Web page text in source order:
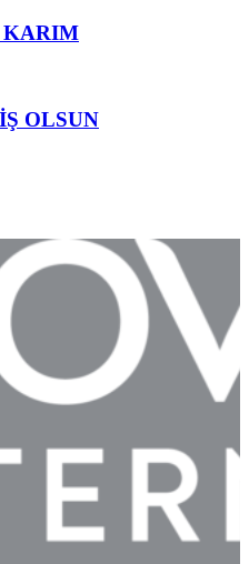
KARIM
OLSUN